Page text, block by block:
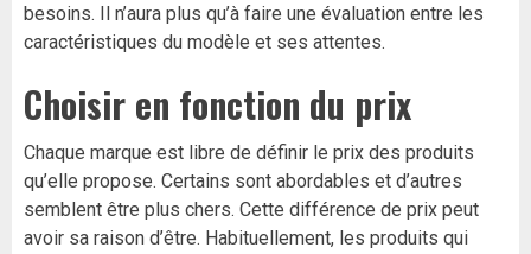
besoins. Il n’aura plus qu’à faire une évaluation entre les
caractéristiques du modèle et ses attentes.
Choisir en fonction du prix
Chaque marque est libre de définir le prix des produits
qu’elle propose. Certains sont abordables et d’autres
semblent être plus chers. Cette différence de prix peut
avoir sa raison d’être. Habituellement, les produits qui